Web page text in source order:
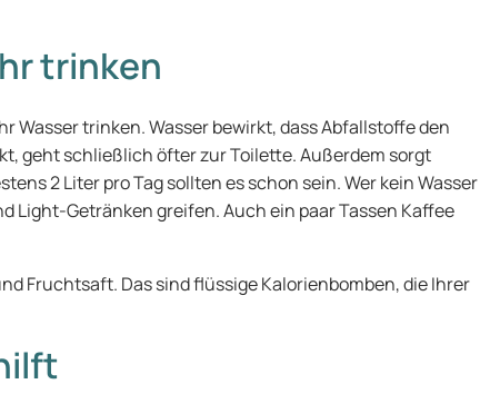
trinken
Wasser trinken. Wasser bewirkt, dass Abfallstoffe den
geht schließlich öfter zur Toilette. Außerdem sorgt
2 Liter pro Tag sollten es schon sein. Wer kein Wasser
Light-Getränken greifen. Auch ein paar Tassen Kaffee
Fruchtsaft. Das sind flüssige Kalorienbomben, die Ihrer